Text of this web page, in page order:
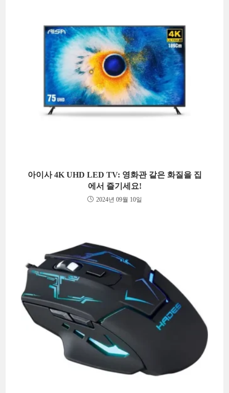
아이사 4K UHD LED TV: 영화관 같은 화질을 집
에서 즐기세요!
2024년 09월 10일